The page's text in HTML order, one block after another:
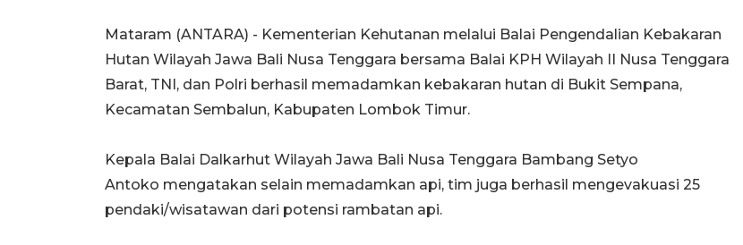
Mataram (ANTARA) - Kementerian Kehutanan melalui Balai Pengendalian Kebakaran
Hutan Wilayah Jawa Bali Nusa Tenggara bersama Balai KPH Wilayah II Nusa Tenggara
Barat, TNI, dan Polri berhasil memadamkan kebakaran hutan di Bukit Sempana,
Kecamatan Sembalun, Kabupaten Lombok Timur.
Kepala Balai Dalkarhut Wilayah Jawa Bali Nusa Tenggara Bambang Setyo
Antoko mengatakan selain memadamkan api, tim juga berhasil mengevakuasi 25
pendaki/wisatawan dari potensi rambatan api.